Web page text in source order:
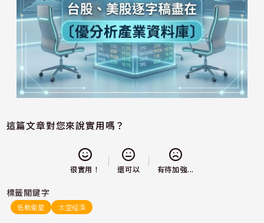
這篇文章對您來說實用嗎？
很實用！ 還可以 有待加強...
標籤關鍵字
低軌衛星 太空經濟